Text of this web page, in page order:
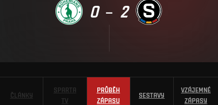
0 – 2
ČLÁNKY
SPARTA
TV
PRŮBĚH
ZÁPASU
SESTAVY
VZÁJEMNÉ
ZÁPASY